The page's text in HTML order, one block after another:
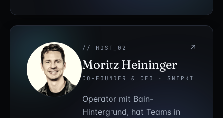
// HOST_02 ↗
Moritz Heininger
CO-FOUNDER & CEO · SNIPKI
Operator mit Bain-
Hintergrund, hat Teams in